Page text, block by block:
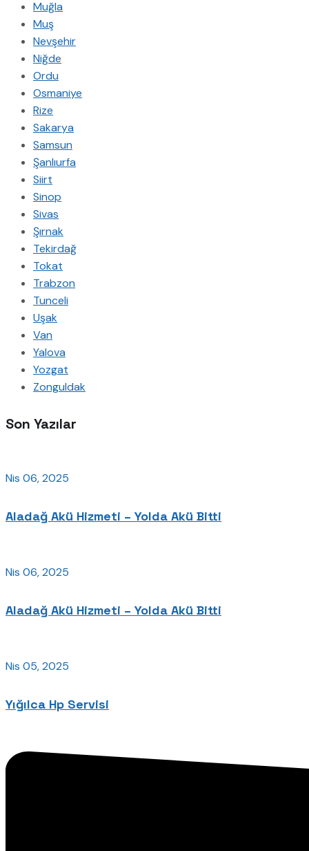
Muğla
Muş
Nevşehir
Niğde
Ordu
Osmaniye
Rize
Sakarya
Samsun
Şanlıurfa
Siirt
Sinop
Sivas
Şırnak
Tekirdağ
Tokat
Trabzon
Tunceli
Uşak
Van
Yalova
Yozgat
Zonguldak
Son Yazılar
Nis 06, 2025
Aladağ Akü Hizmeti – Yolda Akü Bitti
Nis 06, 2025
Aladağ Akü Hizmeti – Yolda Akü Bitti
Nis 05, 2025
Yığılca Hp Servisi